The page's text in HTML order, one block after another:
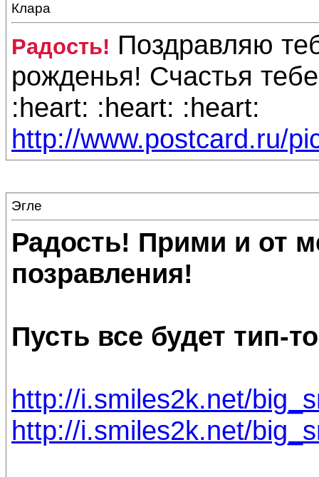
Клара
Радость! Поздравляю
рожденья! Счастья
:heart: :heart: :heart:
http://www.postcard.ru/
Эгле
Радость! Прими и от
позравления!
Пусть все будет тип-
http://i.smiles2k.net/
http://i.smiles2k.net/